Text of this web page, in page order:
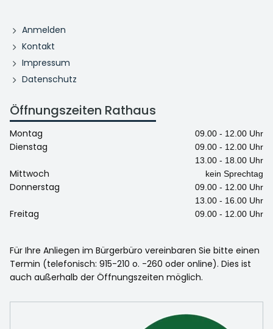
Anmelden
Kontakt
Impressum
Datenschutz
Öffnungszeiten Rathaus
Montag 09.00 - 12.00 Uhr
Dienstag
09.00 - 12.00 Uhr
13.00 - 18.00 Uhr
Mittwoch kein Sprechtag
Donnerstag
09.00 - 12.00 Uhr
13.00 - 16.00 Uhr
Freitag 09.00 - 12.00 Uhr
Für Ihre Anliegen im Bürgerbüro vereinbaren Sie bitte einen
Termin (telefonisch: 915-210 o. -260 oder online). Dies ist
auch außerhalb der Öffnungszeiten möglich.